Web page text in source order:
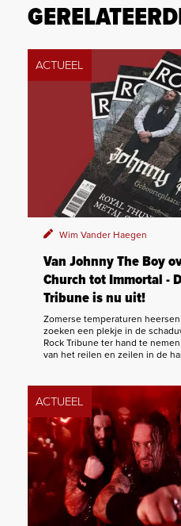
ACTUEEL
Wim Vander Haegen
Van Johnny The Boy
Church tot Immortal -
Tribune is nu uit!
Zomerse temperaturen
zoeken een plekje in de
Rock Tribune ter hand te
van het reilen en zeilen in de
ACTUEEL